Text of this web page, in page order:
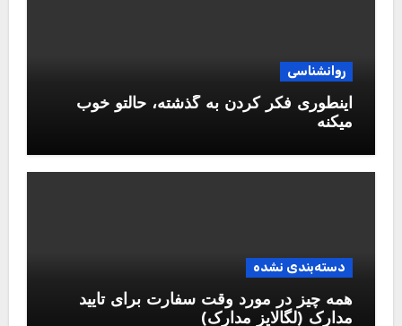
روانشناسی
اینطوری فکر کردن به گذشته، حالتو خوب
میکنه
دسته‌بندی نشده
همه چیز در مورد وقت سفارت برای تایید
مدارک (لگالایز مدارک)